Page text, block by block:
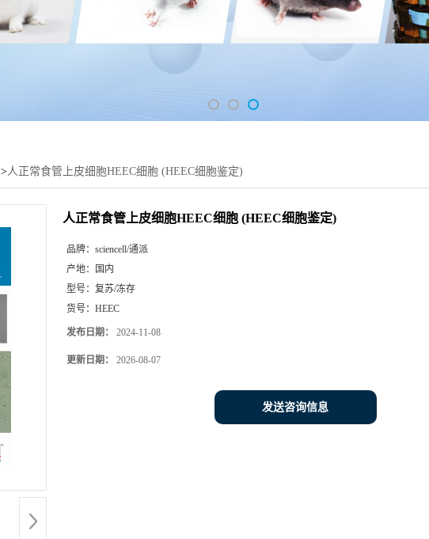
>人正常食管上皮细胞HEEC细胞 (HEEC细胞鉴定)
人正常食管上皮细胞HEEC细胞 (HEEC细胞鉴定)
品牌： sciencell/通派
产地：
国内
型号： 复苏/冻存
货号： HEEC
发布日期： 2024-11-08
更新日期： 2026-08-07
发送咨询信息